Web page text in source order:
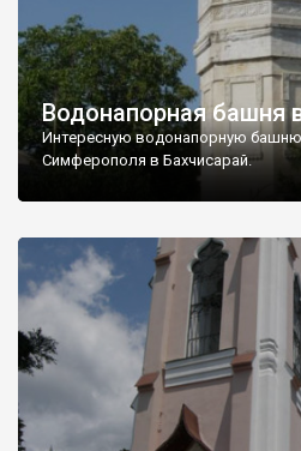
Водонапорная башня
Интересную водонапорную
Симферополя в Бахчисарай.